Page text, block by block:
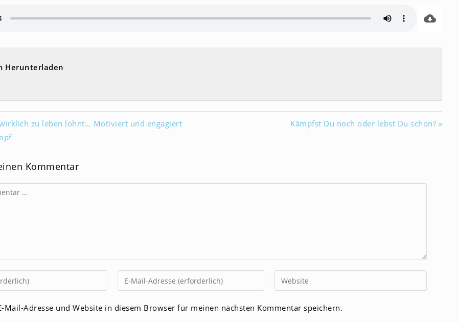
Herunterladen
zu leben lohnt… Motiviert und engagiert
Kämpfst Du noch oder lebst Du schon? »
Kommentar
Gib
deine
Gib
deine
Mail-Adresse und Website in diesem Browser für meinen nächsten Kommentar speichern.